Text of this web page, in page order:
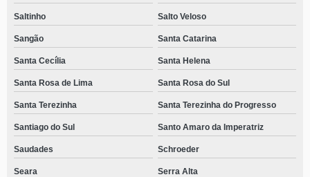
Saltinho Salto Veloso
Sangão Santa Catarina
Santa Cecília Santa Helena
Santa Rosa de Lima Santa Rosa do Sul
Santa Terezinha Santa Terezinha do Progresso
Santiago do Sul Santo Amaro da Imperatriz
Saudades Schroeder
Seara Serra Alta